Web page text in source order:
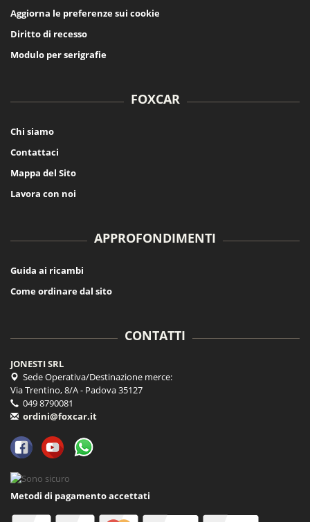
Aggiorna le preferenze sui cookie
Diritto di recesso
Modulo per serigrafie
FOXCAR
Chi siamo
Contattaci
Mappa del Sito
Lavora con noi
APPROFONDIMENTI
Guida ai ricambi
Come ordinare dal sito
CONTATTI
JONESTI SRL
Sede Operativa/Destinazione merce:
Via Trentino, 8/A - Padova 35127
049 8790081
ordini@foxcar.it
Metodi di pagamento accettati